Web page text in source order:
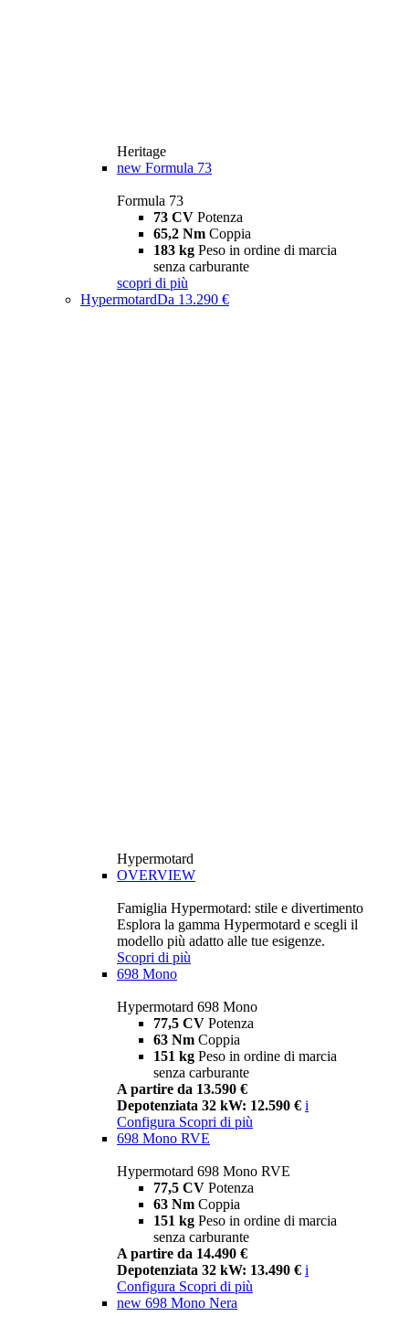
Heritage
new Formula 73
Formula 73
73 CV Potenza
65,2 Nm Coppia
183 kg Peso in ordine di marcia
senza carburante
scopri di più
HypermotardDa 13.290 €
Hypermotard
OVERVIEW
Famiglia Hypermotard: stile e divertimento
Esplora la gamma Hypermotard e scegli il
modello più adatto alle tue esigenze.
Scopri di più
698 Mono
Hypermotard 698 Mono
77,5 CV Potenza
63 Nm Coppia
151 kg Peso in ordine di marcia
senza carburante
A partire da 13.590 €
Depotenziata 32 kW: 12.590 € i
Configura Scopri di più
698 Mono RVE
Hypermotard 698 Mono RVE
77,5 CV Potenza
63 Nm Coppia
151 kg Peso in ordine di marcia
senza carburante
A partire da 14.490 €
Depotenziata 32 kW: 13.490 € i
Configura Scopri di più
new 698 Mono Nera